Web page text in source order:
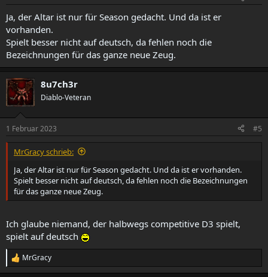
Ja, der Altar ist nur für Season gedacht. Und da ist er
vorhanden.
Spielt besser nicht auf deutsch, da fehlen noch die
Bezeichnungen für das ganze neue Zeug.
8u7ch3r
Diablo-Veteran
1 Februar 2023 #5
MrGracy schrieb:
Ja, der Altar ist nur für Season gedacht. Und da ist er vorhanden.
Spielt besser nicht auf deutsch, da fehlen noch die Bezeichnungen
für das ganze neue Zeug.
Ich glaube niemand, der halbwegs competitive D3 spielt,
spielt auf deutsch
R
e
MrGracy